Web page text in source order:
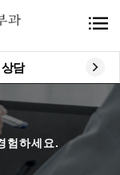
담
험하세요.